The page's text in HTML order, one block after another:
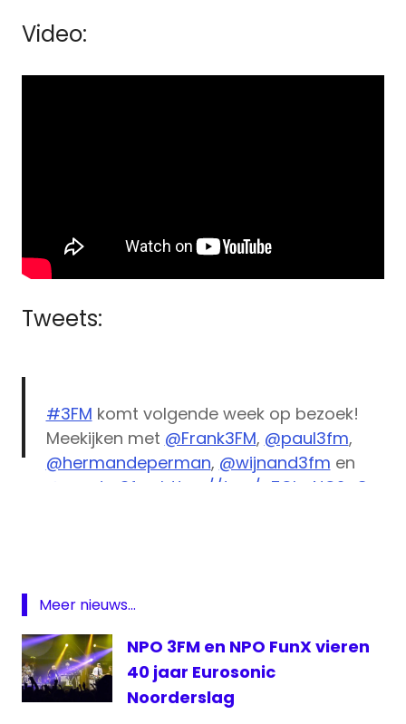
Video:
Tweets:
#3FM komt volgende week op bezoek!
Meekijken met @Frank3FM, @paul3fm,
@hermandeperman, @wijnand3fm en
@sander3fm
https://t.co/uZOheNQ2q8
radio
maken
workshop
Meer nieuws...
NPO 3FM en NPO FunX vieren
40 jaar Eurosonic
Noorderslag